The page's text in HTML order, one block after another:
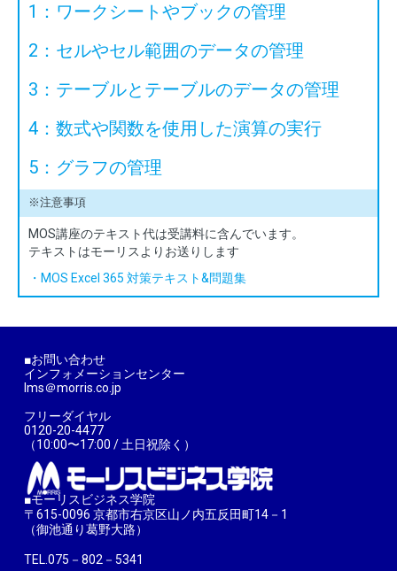
1：ワークシートやブックの管理
2：セルやセル範囲のデータの管理
3：テーブルとテーブルのデータの管理
4：数式や関数を使用した演算の実行
5：グラフの管理
※注意事項
MOS講座のテキスト代は受講料に含んでいます。
テキストはモーリスよりお送りします
・MOS Excel 365 対策テキスト&問題集
■お問い合わせ
インフォメーションセンター
lms＠morris.co.jp
フリーダイヤル
0120-20-4477
（10:00〜17:00 / 土日祝除く）
■モーリスビジネス学院
〒615-0096 京都市右京区山ノ内五反田町14－1
（御池通り葛野大路）
TEL.075－802－5341